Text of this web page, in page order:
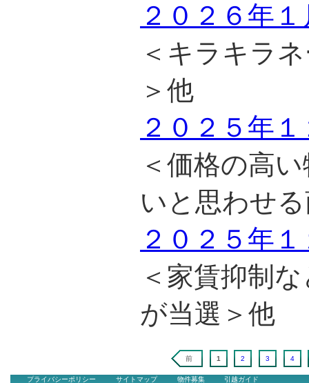
２０２６年
＜キラキラ
＞他
２０２５年
＜価格の高
いと思わせ
２０２５年
＜家賃抑制
が当選＞他
前 1 2 3 4
プライバシーポリシー サイトマップ 物件募集 引越ガイド